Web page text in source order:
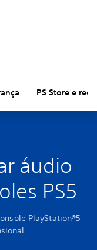
PS Store e
áudio
PS5
PlayStation®5